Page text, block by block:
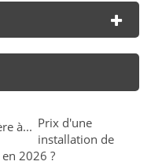
Prix d'une
installation de
2026 ?